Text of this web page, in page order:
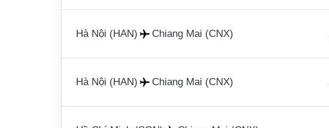
Hà Nội (HAN) Chiang Mai (CNX)
Hà Nội (HAN) Chiang Mai (CNX)